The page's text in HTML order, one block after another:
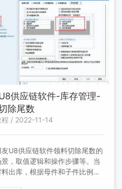
供应链软件-库存管理-
除尾数
程 / 2022-11-14
友U8供应链软件领料切除尾数的
，取值逻辑和操作步骤等。当
出库，根据母件和子件比例关